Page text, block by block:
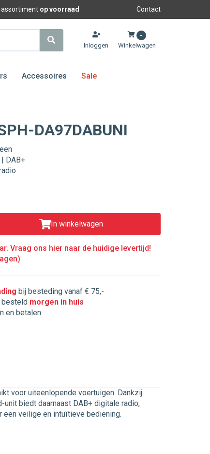
assortiment op voorraad Contact
Inloggen
-
Winkelwagen
Accessoires Sale
DA97DABUNI
| DAB+
In winkelwagen
Vraag ons hier naar de huidige levertijd!
bij besteding vanaf € 75,-
besteld morgen in huis
en betalen
voor uiteenlopende voertuigen. Dankzij
biedt daarnaast DAB+ digitale radio,
veilige en intuïtieve bediening.